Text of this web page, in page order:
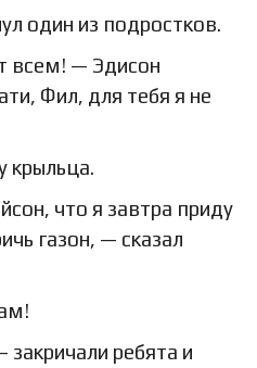
один из подростков.
всем! — Эдисон
Фил, для тебя я не
крыльца.
что я завтра приду
газон, — сказал
ребята и